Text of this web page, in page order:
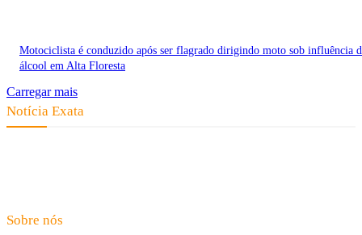
Motociclista é conduzido após ser flagrado dirigindo moto sob influência
álcool em Alta Floresta
Carregar mais
Notícia Exata
Sobre nós